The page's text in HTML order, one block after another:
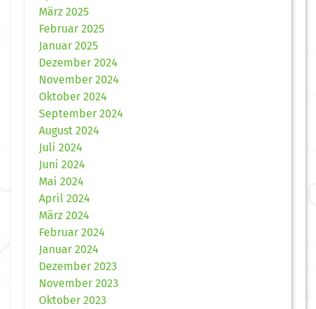
März 2025
Februar 2025
Januar 2025
Dezember 2024
November 2024
Oktober 2024
September 2024
August 2024
Juli 2024
Juni 2024
Mai 2024
April 2024
März 2024
Februar 2024
Januar 2024
Dezember 2023
November 2023
Oktober 2023